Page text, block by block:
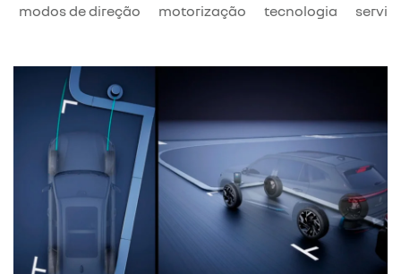
modos de direção motorização tecnologia